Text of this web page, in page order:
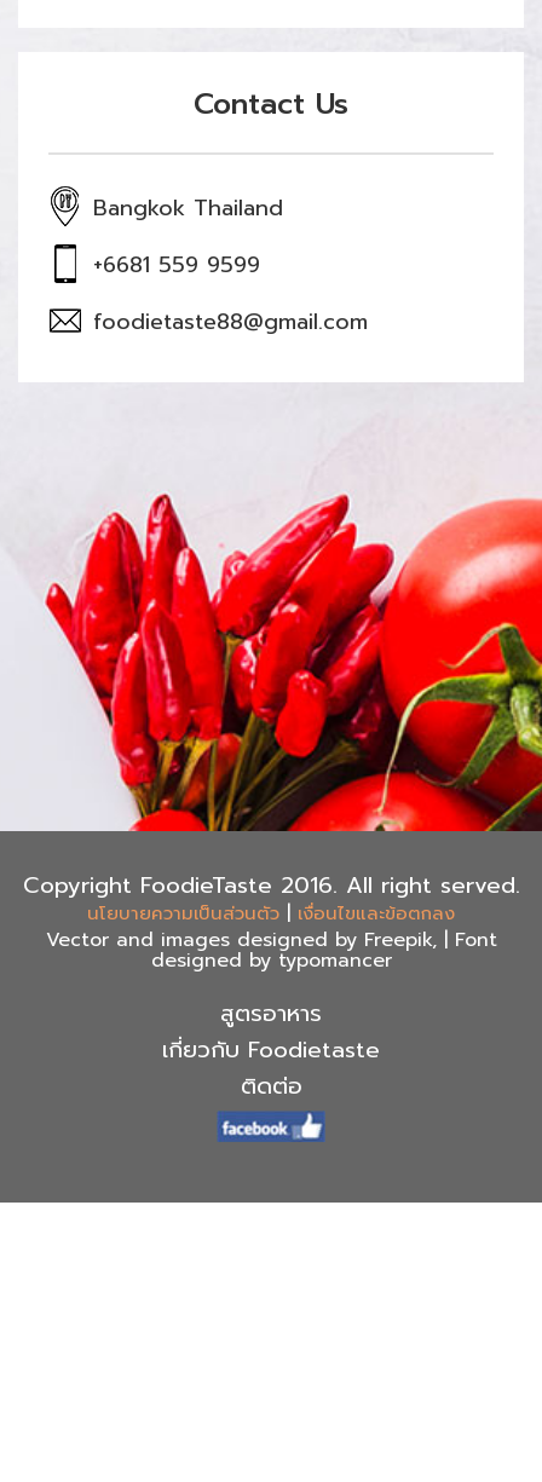
Contact Us
Bangkok Thailand
+6681 559 9599
foodietaste88@gmail.com
Copyright FoodieTaste 2016. All right served.
นโยบายความเป็นส่วนตัว | เงื่อนไขและข้อตกลง
Vector and images designed by Freepik, | Font
designed by typomancer
สูตรอาหาร
เกี่ยวกับ Foodietaste
ติดต่อ